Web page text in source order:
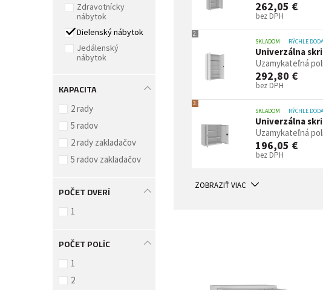
Zdravotnícky
nábytok
Dielenský nábytok
Jedálenský
nábytok
KAPACITA
2 rady
5 radov
2 rady zakladačov
5 radov zakladačov
POČET DVERÍ
1
POČET POLÍC
1
2
262,05 €
bez DPH
2.
SKLADOM
RÝCHLE
Univerzálna
Uzamykateľná
292,80 €
bez DPH
3.
SKLADOM
RÝCHLE
Univerzálna
Uzamykateľná
196,05 €
bez DPH
ZOBRAZIŤ VIAC